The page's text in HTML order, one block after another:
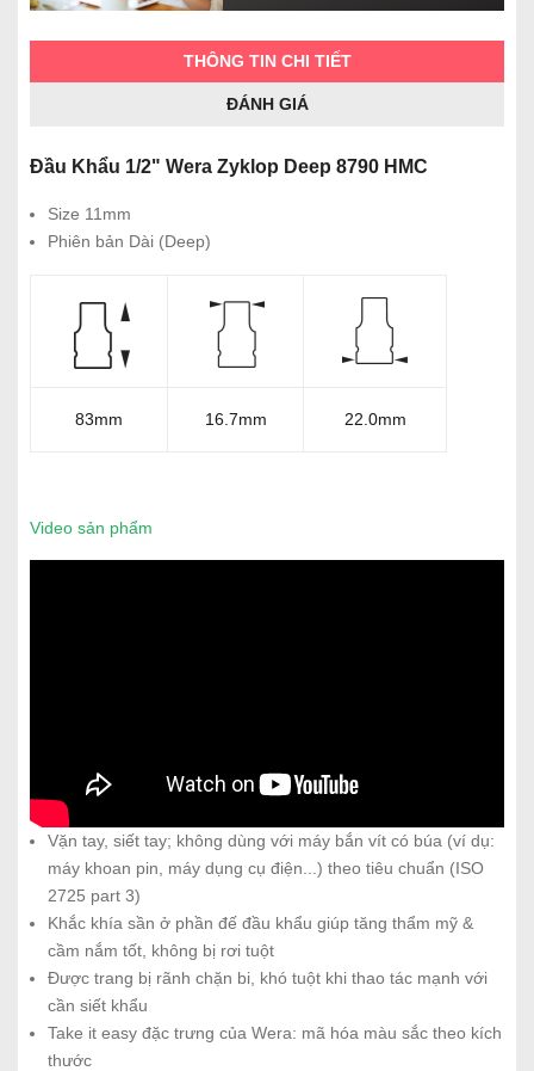
THÔNG TIN CHI TIẾT
ĐÁNH GIÁ
Đầu Khẩu 1/2" Wera Zyklop Deep 8790 HMC
Size 11mm
Phiên bản Dài (Deep)
83mm 16.7mm 22.0mm
Video sản phẩm
Vặn tay, siết tay; không dùng với máy bắn vít có búa (ví dụ:
máy khoan pin, máy dụng cụ điện...) theo tiêu chuẩn (ISO
2725 part 3)
Khắc khía sần ở phần đế đầu khẩu giúp tăng thẩm mỹ &
cầm nắm tốt, không bị rơi tuột
Được trang bị rãnh chặn bi, khó tuột khi thao tác mạnh với
cần siết khẩu
Take it easy đặc trưng của Wera: mã hóa màu sắc theo kích
thước